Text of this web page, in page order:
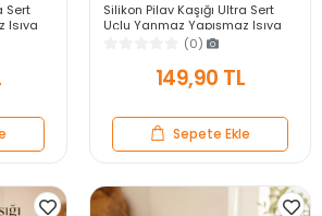
Sert
Isıya
Silikon Pilav Kaşığı Ultra Sert
Uçlu Yanmaz Yapışmaz Isıya
Dayanıklı Siyah Servis Yemek
(0)
149,90 TL
Sepete Ekle